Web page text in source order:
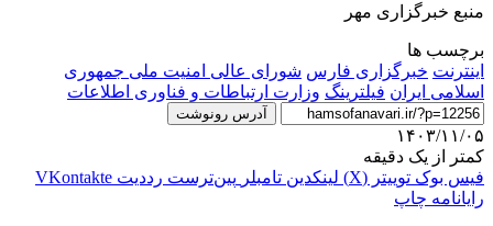
منبع خبرگزاری مهر
برچسب ها
اینترنت خبرگزاری فارس شورای عالی امنیت ملی جمهوری
اسلامی ایران فیلترینگ وزارت ارتباطات و فناوری اطلاعات
آدرس رونوشت
۱۴۰۳/۱۱/۰۵
کمتر از یک دقیقه
فیس بوک توییتر (X) لینکدین ‫تامبلر ‫پین‌ترست ‫رددیت ‫VKontakte
رایانامه چاپ